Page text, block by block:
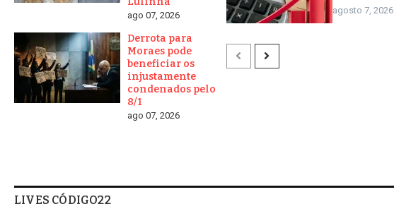
ago 07, 2026
Derrota para
Moraes pode
beneficiar os
injustamente
condenados pelo
8/1
ago 07, 2026
agosto 7, 2026
LIVES CÓDIGO22